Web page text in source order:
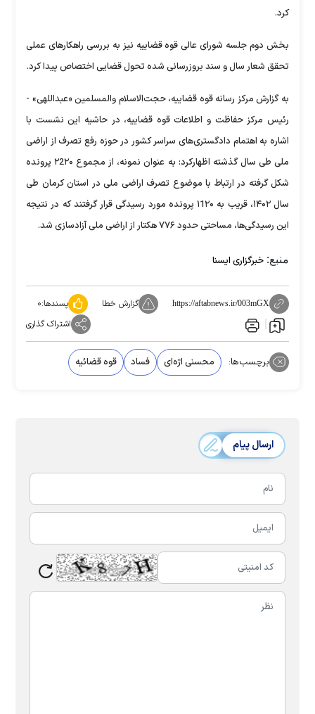
کرد.
بخش دوم جلسه شورای عالی قوه قضاییه نیز به بررسی راهکارهای عملی
تحقق شعار سال و سند بروزرسانی شده تحول قضایی اختصاص پیدا کرد.
به گزارش مرکز رسانه قوه قضاییه، حجت‌الاسلام والمسلمین «عبداللهی» -
رئیس مرکز حفاظت و اطلاعات قوه قضاییه، در حاشیه این نشست با
اشاره به اهتمام دادگستری‌های سراسر کشور در حوزه رفع تصرف از اراضی
ملی طی سال گذشته اظهارکرد: به عنوان نمونه، از مجموع ۲2۲۰ پرونده
شکل گرفته در ارتباط با موضوع تصرف اراضی ملی در استان کرمان طی
سال ۱۴۰۲، قریب به ۱1۲۰ پرونده مورد رسیدگی قرار گرفتند که در نتیجه
این رسیدگی‌ها، مساحتی حدود ۷۷۶ هکتار از اراضی ملی آزادسازی شد.
منبع: خبرگزاری ایسنا
https://aftabnews.ir/003mGX گزارش خطا پسندها:۰
اشتراک گذاری
برچسب‌ها: محسنی اژه‌ای فساد قوه قضائیه
ارسال پیام